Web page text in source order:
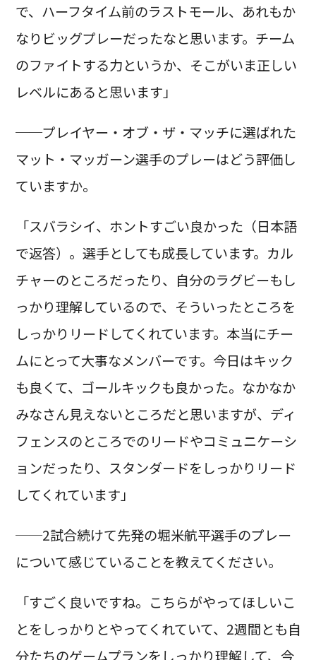
で、ハーフタイム前のラストモール、あれもか
なりビッグプレーだったなと思います。チーム
のファイトする力というか、そこがいま正しい
レベルにあると思います」
──プレイヤー・オブ・ザ・マッチに選ばれた
マット・マッガーン選手のプレーはどう評価し
ていますか。
「スバラシイ、ホントすごい良かった（日本語
で返答）。選手としても成長しています。カル
チャーのところだったり、自分のラグビーもし
っかり理解しているので、そういったところを
しっかりリードしてくれています。本当にチー
ムにとって大事なメンバーです。今日はキック
も良くて、ゴールキックも良かった。なかなか
みなさん見えないところだと思いますが、ディ
フェンスのところでのリードやコミュニケーシ
ョンだったり、スタンダードをしっかりリード
してくれています」
──2試合続けて先発の堀米航平選手のプレー
について感じていることを教えてください。
「すごく良いですね。こちらがやってほしいこ
とをしっかりとやってくれていて、2週間とも自
分たちのゲームプランをしっかり理解して、今